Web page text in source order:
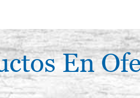
€ 15,50
Pencil redondo,
8383 n ° 7
€ 19,00
En